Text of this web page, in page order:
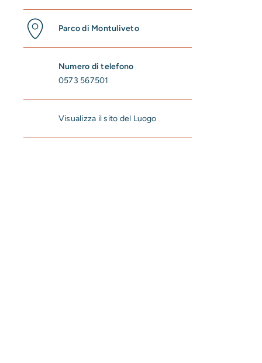
Parco di Montuliveto
Numero di telefono
0573 567501
Visualizza il sito del Luogo